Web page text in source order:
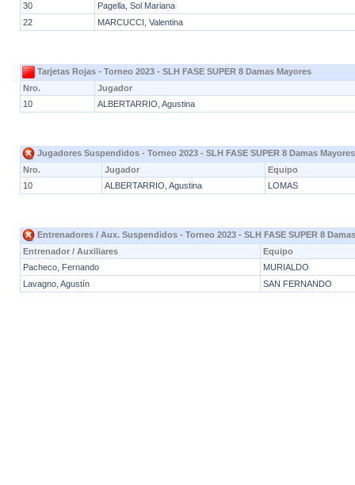
30
Pagella, Sol Mariana
22
MARCUCCI, Valentina
Tarjetas Rojas - Torneo 2023 - SLH FASE SUPER 8 Damas Mayores
Nro.
Jugador
10
ALBERTARRIO, Agustina
Jugadores Suspendidos - Torneo 2023 - SLH FASE SUPER 8 Damas Mayores
Nro.
Jugador
Equipo
10
ALBERTARRIO, Agustina LOMAS
Entrenadores / Aux. Suspendidos - Torneo 2023 - SLH FASE SUPER 8
Entrenador / Auxiliares
Equipo
Pacheco, Fernando
MURIALDO
Lavagno, Agustín
SAN FERNANDO